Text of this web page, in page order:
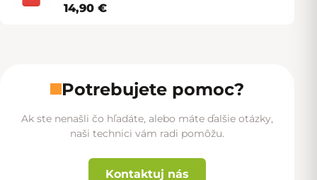
14,90 €
Potrebujete pomoc?
Ak ste nenašli čo hľadáte, alebo máte ďalšie otázky,
naši technici vám radi pomôžu.
Kontaktuj nás